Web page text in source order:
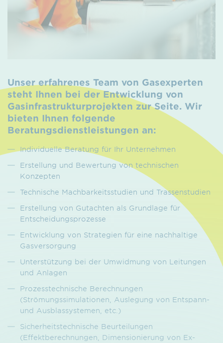
Unser erfahrenes Team von Gasexperten
steht Ihnen bei der Entwicklung von
Gasinfrastrukturprojekten zur Seite. Wir
bieten Ihnen folgende
Beratungsdienstleistungen an:
Individuelle Beratung für Ihr Unternehmen
Erstellung und Bewertung von technischen
Konzepten
Technische Machbarkeitsstudien und Trassenstudien
Erstellung von Gutachten als Grundlage für
Entscheidungsprozesse
Entwicklung von Strategien für eine nachhaltige
Gasversorgung
Unterstützung bei der Umwidmung von Leitungen
und Anlagen
Prozesstechnische Berechnungen
(Strömungssimulationen, Auslegung von Entspann-
und Ausblassystemen, etc.)
Sicherheitstechnische Beurteilungen
(Effektberechnungen, Dimensionierung von Ex-